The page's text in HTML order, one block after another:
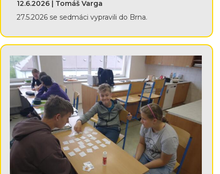
12.6.2026 | Tomáš Varga
27.5.2026 se sedmáci vypravili do Brna.